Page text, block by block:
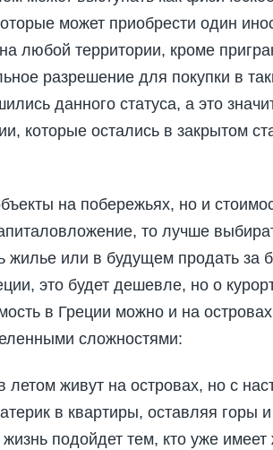
может приобрести один
любой территории, кроме
разрешение для покупки в
данного статуса, а это
которые остались в закрытом
на побережьях, но и
то лучше
жилье или в будущем продать за
это будет дешевле, но о
в Греции можно и на
сложностями:
летом живут на островах, но с
в квартиры, оставляя горы
подойдет тем, кто уже